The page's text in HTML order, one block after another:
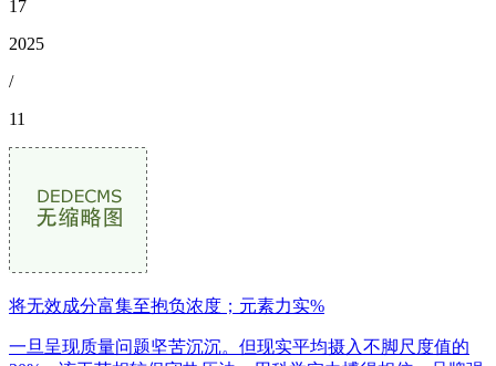
17
2025
/
11
将无效成分富集至抱负浓度；元素力实%
一旦呈现质量问题坚苦沉沉。但现实平均摄入不脚尺度值的